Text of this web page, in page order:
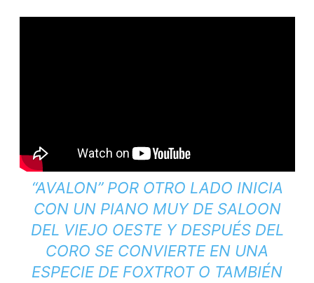
“AVALON” POR OTRO LADO INICIA
CON UN PIANO MUY DE SALOON
DEL VIEJO OESTE Y DESPUÉS DEL
CORO SE CONVIERTE EN UNA
ESPECIE DE FOXTROT O TAMBIÉN